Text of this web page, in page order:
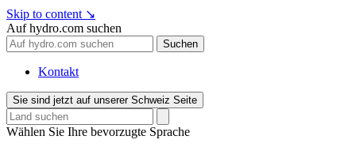
Skip to content ↘
Auf hydro.com suchen
Suchen
Kontakt
Sie sind jetzt auf unserer Schweiz Seite
Wählen Sie Ihre bevorzugte Sprache